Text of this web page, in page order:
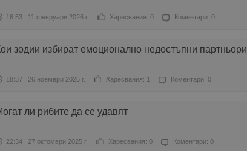
16:53 | 11 февруари 2026 г. Харесвания: 0 Коментари: 0
зодии избират емоционално недостъпни партньори
18:37 | 26 ноември 2025 г. Харесвания: 1 Коментари: 0
ли рибите да се удавят
22:34 | 27 октомври 2025 г. Харесвания: 0 Коментари: 0